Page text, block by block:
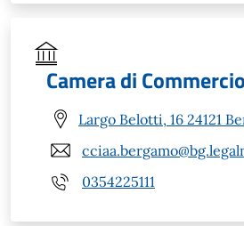
Camera di
Largo Belotti, 16 24121
0354225111